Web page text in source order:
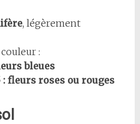
, légèrement
:
bleues
: fleurs roses ou rouges